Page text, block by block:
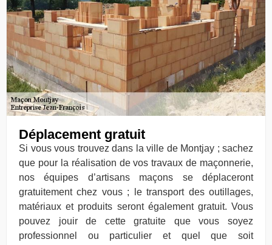
Déplacement gratuit
Si vous vous trouvez dans la ville de Montjay ; sachez
que pour la réalisation de vos travaux de maçonnerie,
nos équipes d’artisans maçons se déplaceront
gratuitement chez vous ; le transport des outillages,
matériaux et produits seront également gratuit. Vous
pouvez jouir de cette gratuite que vous soyez
professionnel ou particulier et quel que soit